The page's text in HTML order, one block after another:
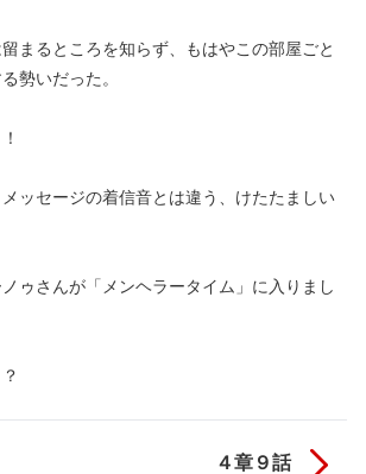
まるところを知らず、もはやこの部屋ごと
勢いだった。
ッセージの着信音とは違う、けたたましい
ノゥさんが「メンヘラータイム」に入りまし
４章９話